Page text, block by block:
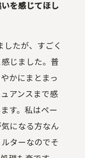
を感じてほし
したが、すごく
じました。普
かにまとまっ
アンスまで感
す。私はペー
になる方なん
ターなのでそ